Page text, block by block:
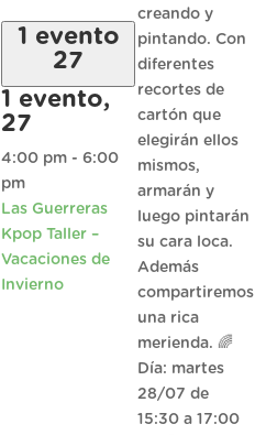
1 evento
27
1 evento,
27
4:00 pm - 6:00
pm
Las Guerreras
Kpop Taller –
Vacaciones de
Invierno
creando y
pintando. Con
diferentes
recortes de
cartón que
elegirán ellos
mismos,
armarán y
luego pintarán
su cara loca.
Además
compartiremos
una rica
merienda. 🌈
Día: martes
28/07 de
15:30 a 17:00